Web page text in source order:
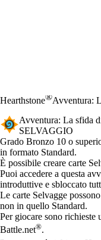
Hearthstone®Avventura:
Avventura: La sfida
SELVAGGIO
Product Notification
Grado Bronzo 10 o
in formato Standard.
Available actions
È possibile creare carte
Puoi accedere a questa
introduttive e sbloccato
Le carte Selvagge
non in quello Standard.
Per giocare sono richieste
Battle.net®.